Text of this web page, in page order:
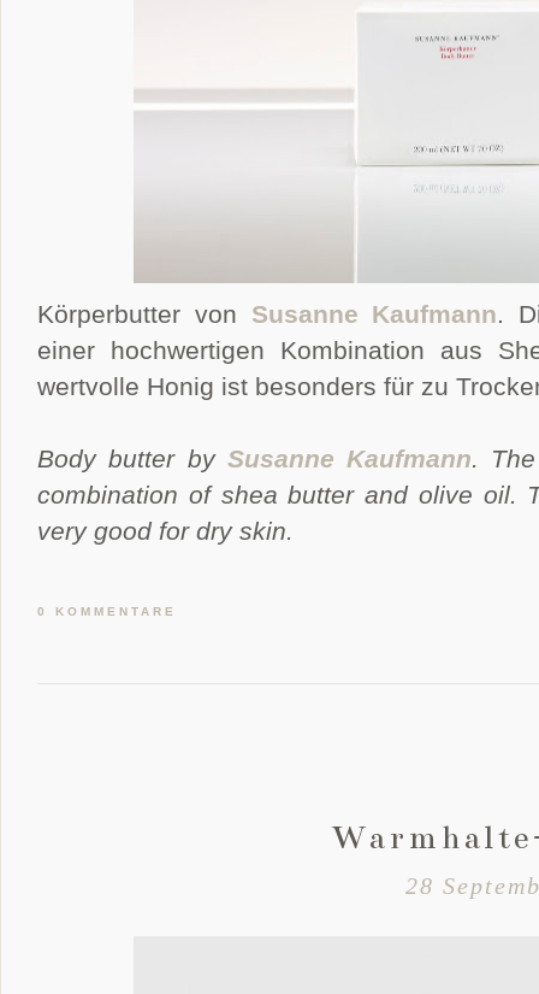
Körperbutter von Susanne Kaufmann.
einer hochwertigen Kombination aus
wertvolle Honig ist besonders für zu
Body butter by Susanne Kaufmann.
combination of shea butter and olive oil.
very good for dry skin.
0 KOMMENTARE
28